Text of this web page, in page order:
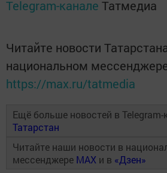
Telegram-канале Татмедиа
Читайте новости
национальном
https://max.ru/tatmedia
Ещё больше новостей в Telegram-
Татарстан
Читайте наши новости в
мессенджере MAX и в «Дзен»